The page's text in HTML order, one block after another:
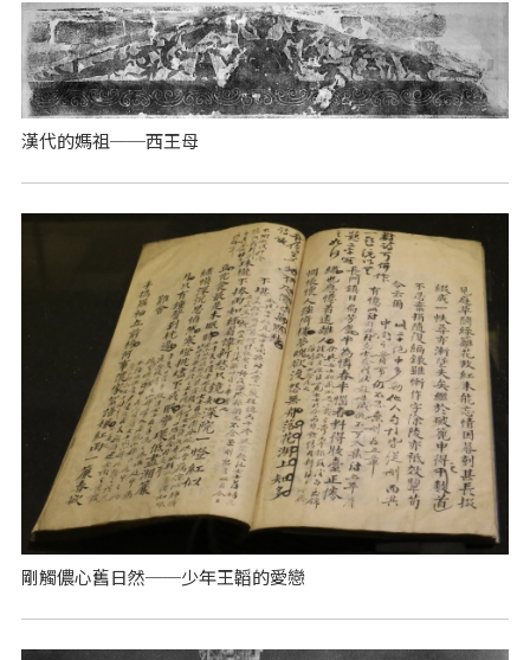
漢代的媽祖──西王母
剛觸儂心舊日然──少年王韜的愛戀